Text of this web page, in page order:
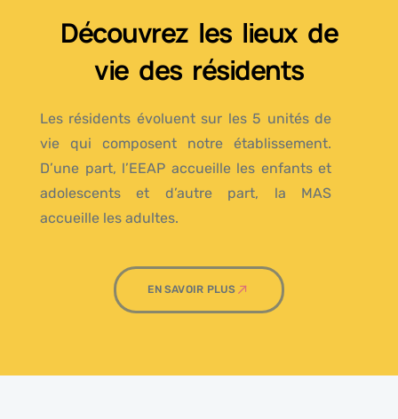
Découvrez les lieux de
vie des résidents
Les résidents évoluent sur les 5 unités de
vie qui composent notre établissement.
D’une part, l’EEAP accueille les enfants et
adolescents et d’autre part, la MAS
accueille les adultes.
EN SAVOIR PLUS